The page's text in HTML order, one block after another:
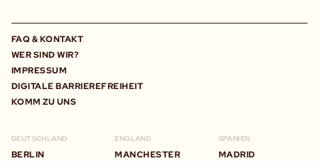
FAQ & KONTAKT
WER SIND WIR?
IMPRESSUM
DIGITALE BARRIEREFREIHEIT
KOMM ZU UNS
DEUTSCHLAND
BERLIN
ENGLAND
MANCHESTER
SPANIEN
MADRID